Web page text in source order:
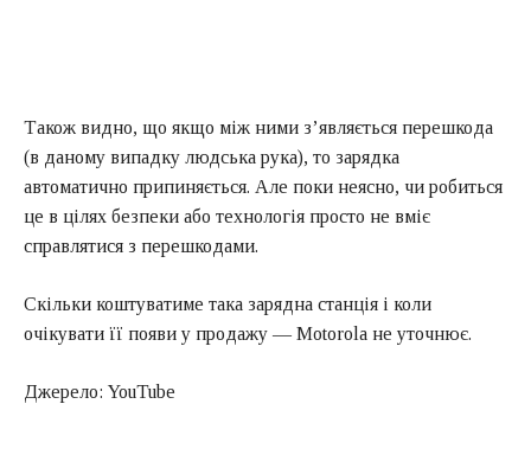
Також видно, що якщо між ними з’являється перешкода
(в даному випадку людська рука), то зарядка
автоматично припиняється. Але поки неясно, чи робиться
це в цілях безпеки або технологія просто не вміє
справлятися з перешкодами.
Скільки коштуватиме така зарядна станція і коли
очікувати її появи у продажу — Motorola не уточнює.
Джерело: YouTube